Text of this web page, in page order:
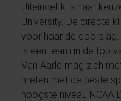
Uiteindelijk is haar
University. De directe
voor haar de
is een team in de top
Van Aarle mag zich
meten met de beste
hoogste niveau NCAA